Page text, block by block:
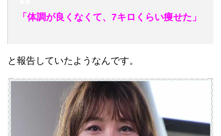
「体調が良くなくて、7キロくらい痩せた」
と報告していたようなんです。